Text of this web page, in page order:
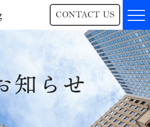
CONTACT US
知らせ